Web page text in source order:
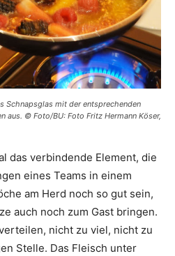
Schnapsglas mit der entsprechenden
aus. © Foto/BU: Foto Fritz Hermann Köser,
das verbindende Element, die
eines Teams in einem
am Herd noch so gut sein,
auch noch zum Gast bringen.
nicht zu viel, nicht zu
Stelle. Das Fleisch unter